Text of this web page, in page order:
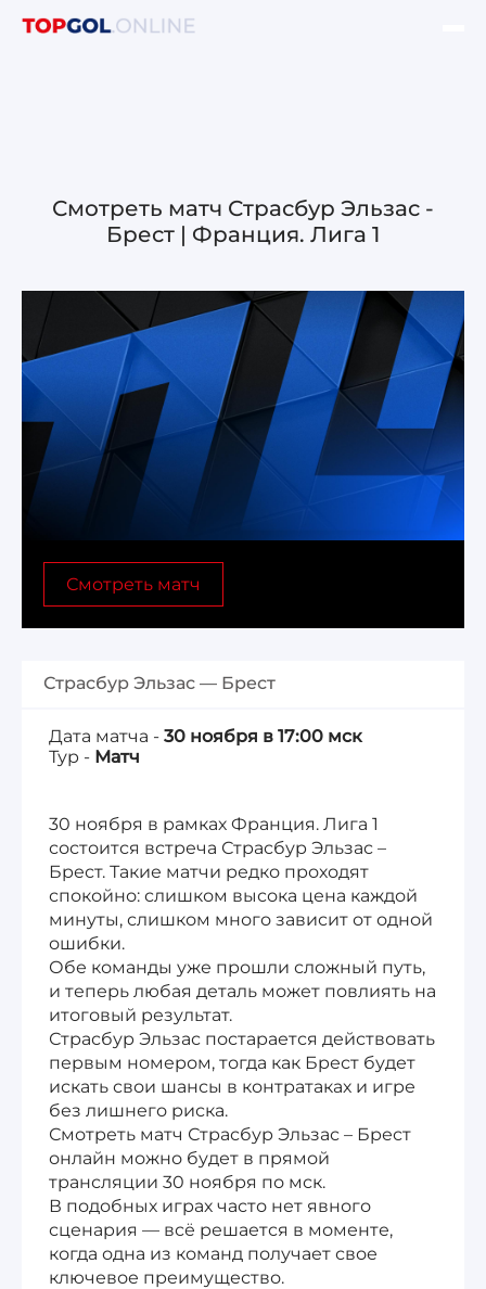
ОБЗОРЫ ЛЧ УЕФА
ОБЗОРЫ ЛЕ УЕФА
Лига чемпионов УЕФА
Лига Европы УЕФА
Лига конференций УЕФА
Лига 1, Чемпионат Франции
Бундеслига, Чемпионат Германии
Чемпионат Саудовской Аравии 25/26
Смотреть матч Страсбур Эльзас -
Брест | Франция. Лига 1
Смотреть матч
Страсбур Эльзас — Брест
Дата матча - 30 ноября в 17:00 мск
Тур - Матч
30 ноября в рамках Франция. Лига 1
состоится встреча Страсбур Эльзас –
Брест. Такие матчи редко проходят
спокойно: слишком высока цена каждой
минуты, слишком много зависит от одной
ошибки.
Обе команды уже прошли сложный путь,
и теперь любая деталь может повлиять на
итоговый результат.
Страсбур Эльзас постарается действовать
первым номером, тогда как Брест будет
искать свои шансы в контратаках и игре
без лишнего риска.
Смотреть матч Страсбур Эльзас – Брест
онлайн можно будет в прямой
трансляции 30 ноября по мск.
В подобных играх часто нет явного
сценария — всё решается в моменте,
когда одна из команд получает свое
ключевое преимущество.